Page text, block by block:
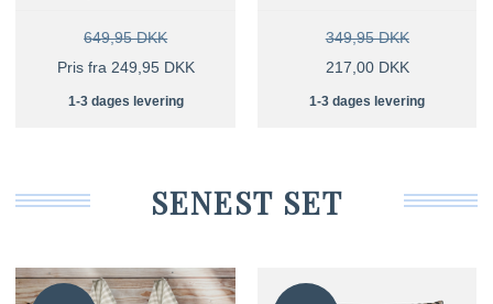
649,95 DKK
Pris fra 249,95 DKK
1-3 dages levering
349,95 DKK
217,00 DKK
1-3 dages levering
SENEST SET